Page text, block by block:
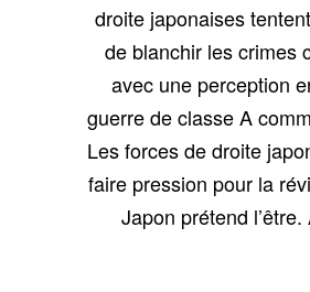
droite japonaises
de blanchir les crimes
avec une perception
guerre de classe A
Les forces de droite
faire pression pour la
Japon prétend